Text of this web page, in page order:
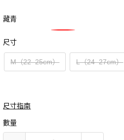
藏青
尺寸
M（22–25cm） L（24–27cm）
尺寸指南
數量